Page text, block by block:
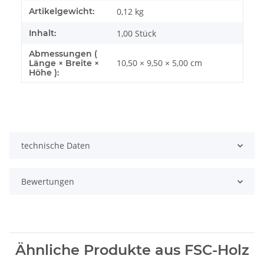
Artikelgewicht: 0,12 kg
Inhalt: 1,00 Stück
Abmessungen (
Länge × Breite ×
Höhe ):
10,50 × 9,50 × 5,00 cm
technische Daten
Bewertungen
Ähnliche Produkte aus FSC-Holz